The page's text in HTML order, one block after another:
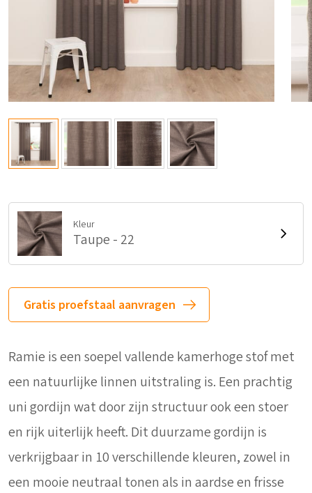
Kleur
Taupe - 22
Gratis proefstaal aanvragen
Ramie is een soepel vallende kamerhoge stof met
een natuurlijke linnen uitstraling is. Een prachtig
uni gordijn wat door zijn structuur ook een stoer
en rijk uiterlijk heeft. Dit duurzame gordijn is
verkrijgbaar in 10 verschillende kleuren, zowel in
een mooie neutraal tonen als in aardse en frisse